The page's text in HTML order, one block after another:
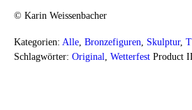
KURSE
KONTAKT
© Karin Weissenbacher
Kategorien: Alle, Bronzefiguren, Skulptur,
Schlagwörter: Original, Wetterfest Product